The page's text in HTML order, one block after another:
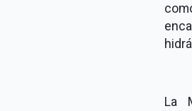
La